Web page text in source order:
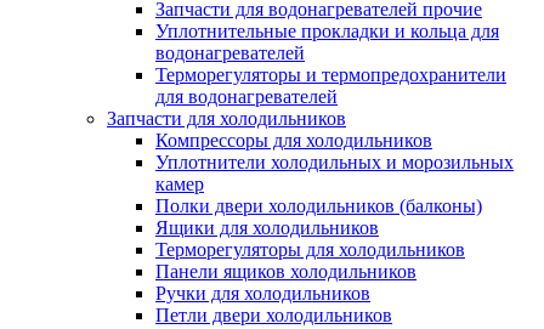
Запчасти для водонагревателей прочие
Уплотнительные прокладки и кольца для
водонагревателей
Терморегуляторы и термопредохранители
для водонагревателей
Запчасти для холодильников
Компрессоры для холодильников
Уплотнители холодильных и морозильных
камер
Полки двери холодильников (балконы)
Ящики для холодильников
Терморегуляторы для холодильников
Панели ящиков холодильников
Ручки для холодильников
Петли двери холодильников